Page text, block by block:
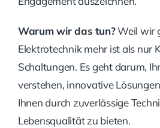
Warum wir das tun?Weil wir
Elektrotechnik mehr ist als nur
Schaltungen. Es geht darum,
verstehen, innovative
Ihnen durch zuverlässige
Lebensqualität zu bieten.